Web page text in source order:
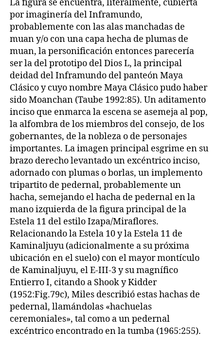
La figura se encuentra, literalmente, cubierta
por imaginería del Inframundo,
probablemente con las alas manchadas de
muan y/o con una capa hecha de plumas de
muan, la personificación entonces parecería
ser la del prototipo del Dios L, la principal
deidad del Inframundo del panteón Maya
Clásico y cuyo nombre Maya Clásico pudo haber
sido Moanchan (Taube 1992:85). Un aditamento
inciso que enmarca la escena se asemeja al pop,
la alfombra de los miembros del consejo, de los
gobernantes, de la nobleza o de personajes
importantes. La imagen principal esgrime en su
brazo derecho levantado un excéntrico inciso,
adornado con plumas o borlas, un implemento
tripartito de pedernal, probablemente un
hacha, semejando el hacha de pedernal en la
mano izquierda de la figura principal de la
Estela 11 del estilo Izapa/Miraflores.
Relacionando la Estela 10 y la Estela 11 de
Kaminaljuyu (adicionalmente a su próxima
ubicación en el suelo) con el mayor montículo
de Kaminaljuyu, el E-III-3 y su magnífico
Entierro I, citando a Shook y Kidder
(1952:Fig.79c), Miles describió estas hachas de
pedernal, llamándolas «hachuelas
ceremoniales», tal como a un pedernal
excéntrico encontrado en la tumba (1965:255).